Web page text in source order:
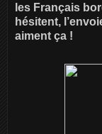
les Français
hésitent,
aiment ça !